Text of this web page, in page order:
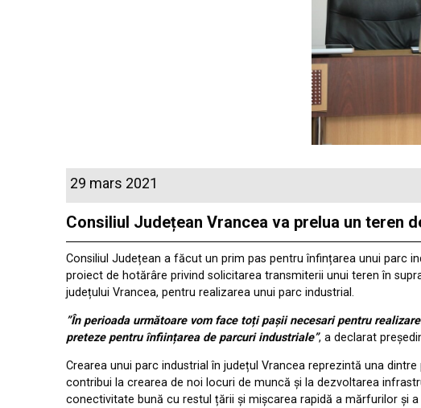
29 mars 2021
Consiliul Județean Vrancea va prelua un teren
Consiliul Județean a făcut un prim pas pentru înfințarea unui parc
proiect de hotărâre privind solicitarea transmiterii unui teren în
județului Vrancea, pentru realizarea unui parc industrial.
”În perioada următoare vom face toți pașii necesari pentru
preteze pentru înființarea de parcuri industriale”, a declarat
Crearea unui parc industrial în județul Vrancea reprezintă una
contribui la crearea de noi locuri de muncă și la dezvoltarea
conectivitate bună cu restul țării și mișcarea rapidă a mărfurilor și a